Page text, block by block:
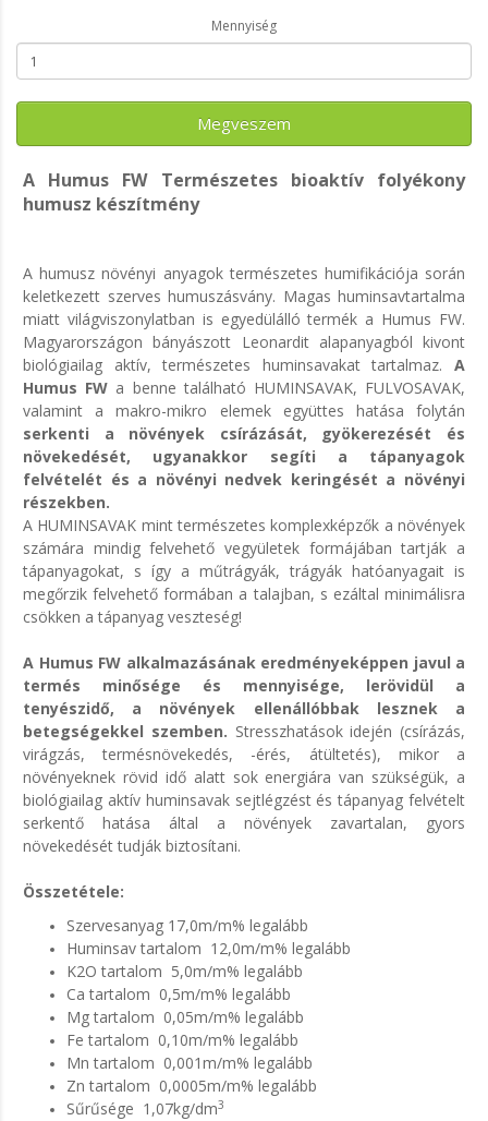
Mennyiség
Megveszem
A Humus FW Természetes bioaktív folyékony
humusz készítmény
A humusz növényi anyagok természetes humifikációja során
keletkezett szerves humuszásvány. Magas huminsavtartalma
miatt világviszonylatban is egyedülálló termék a Humus FW.
Magyarországon bányászott Leonardit alapanyagból kivont
biológiailag aktív, természetes huminsavakat tartalmaz. A
Humus FW a benne található HUMINSAVAK, FULVOSAVAK,
valamint a makro-mikro elemek együttes hatása folytán
serkenti a növények csírázását, gyökerezését és
növekedését, ugyanakkor segíti a tápanyagok
felvételét és a növényi nedvek keringését a növényi
részekben.
A HUMINSAVAK mint természetes komplexképzők a növények
számára mindig felvehető vegyületek formájában tartják a
tápanyagokat, s így a műtrágyák, trágyák hatóanyagait is
megőrzik felvehető formában a talajban, s ezáltal minimálisra
csökken a tápanyag veszteség!
A Humus FW alkalmazásának eredményeképpen javul a
termés minősége és mennyisége, lerövidül a
tenyészidő, a növények ellenállóbbak lesznek a
betegségekkel szemben. Stresszhatások idején (csírázás,
virágzás, termésnövekedés, -érés, átültetés), mikor a
növényeknek rövid idő alatt sok energiára van szükségük, a
biológiailag aktív huminsavak sejtlégzést és tápanyag felvételt
serkentő hatása által a növények zavartalan, gyors
növekedését tudják biztosítani.
Összetétele:
Szervesanyag 17,0m/m% legalább
Huminsav tartalom 12,0m/m% legalább
K2O tartalom 5,0m/m% legalább
Ca tartalom 0,5m/m% legalább
Mg tartalom 0,05m/m% legalább
Fe tartalom 0,10m/m% legalább
Mn tartalom 0,001m/m% legalább
Zn tartalom 0,0005m/m% legalább
Sűrűsége 1,07kg/dm3